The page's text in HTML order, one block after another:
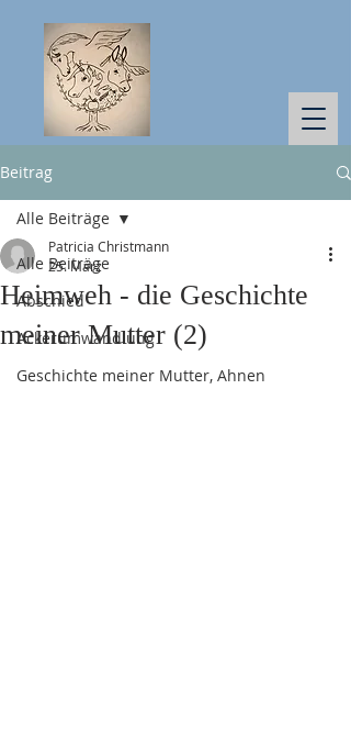
Beitrag
Alle Beiträge
Abschied
Ackerumwandlung
Geschichte meiner Mutter, Ahnen
Alle Beiträge
Heimweh - die Geschichte
meiner Mutter (2)
Patricia Christmann
25. März